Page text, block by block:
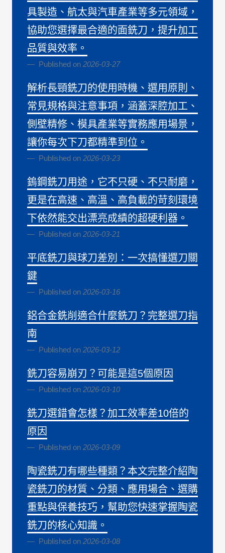
具製造、航太與汽車產業等多元領域，
協助您選擇最合適的面銑刀，提升加工
品質與效率。
Published on 2026-03-27
解析長頸銑刀的使用時機、選用原則、
常見規格與注意事項，涵蓋深腔加工、
側壁精修、模具產業等實務應用場景，
讓你每次下刀都精準到位。
Published on 2026-03-23
鎢鋼銑刀用途，它不只硬、不只耐磨，
更是在高速、高溫、高負載的苛刻環境
下依然能交出漂亮成績的超硬利器。
Published on 2026-03-21
平底銑刀與球刀差別：一次搞懂選刀關
鍵
Published on 2026-03-16
鋁合金銑削適合什麼銑刀？完整選刀指
南
Published on 2026-03-12
銑刀容易崩刃？可能是這5個原因
Published on 2026-03-10
銑刀選錯會怎樣？加工效率差10倍的
原因
Published on 2026-03-09
陶瓷銑刀有哪些種類？本文完整介紹陶
瓷銑刀的材質、分類、應用場合、選購
重點與保養技巧，幫助您快速掌握陶瓷
銑刀的核心知識。
Published on 2026-03-08